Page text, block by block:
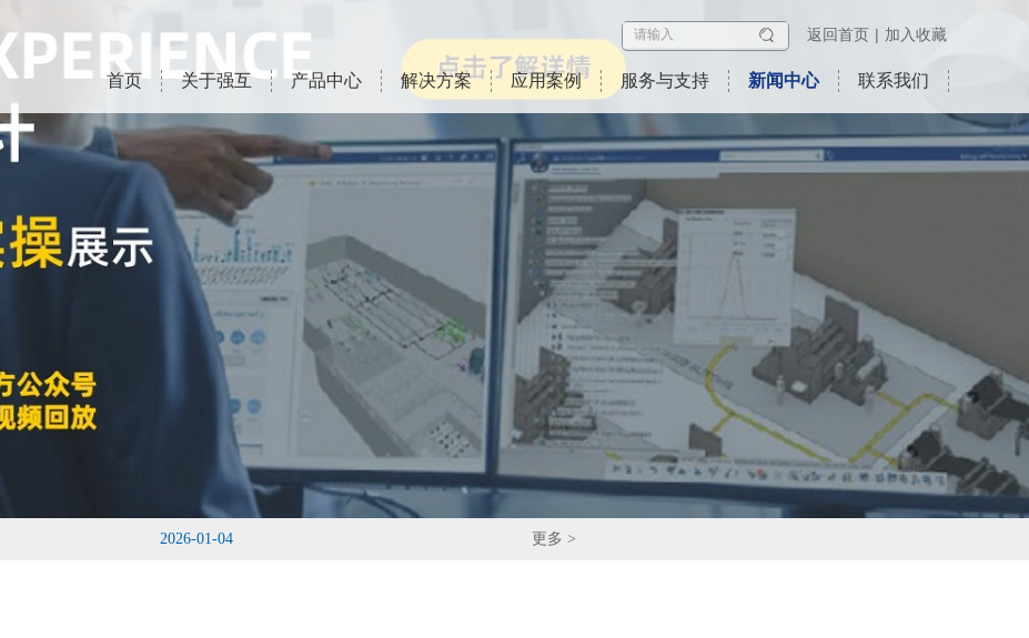
返回首页 加入收藏
首页 关于强互 产品中心 解决方案 应用案例 服务与支持 新闻中心 联系我们
更多 >
2026-01-04